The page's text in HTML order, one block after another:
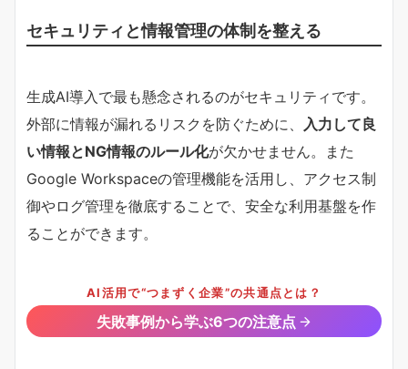
セキュリティと情報管理の体制を整える
生成AI導入で最も懸念されるのがセキュリティです。
外部に情報が漏れるリスクを防ぐために、 入力して良
い情報とNG情報のルール化が欠かせません。また
Google Workspaceの管理機能を活用し、アクセス制
御やログ管理を徹底することで、安全な利用基盤を作
ることができます。
AI活用で“つまずく企業”の共通点とは？
失敗事例から学ぶ6つの注意点